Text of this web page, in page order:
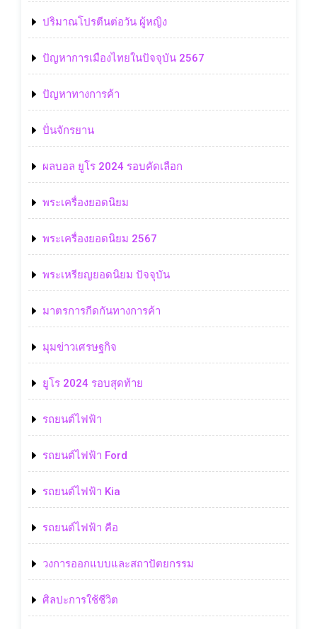
ปริมาณโปรตีนต่อวัน ผู้หญิง
ปัญหาการเมืองไทยในปัจจุบัน 2567
ปัญหาทางการค้า
ปั่นจักรยาน
ผลบอล ยูโร 2024 รอบคัดเลือก
พระเครื่องยอดนิยม
พระเครื่องยอดนิยม 2567
พระเหรียญยอดนิยม ปัจจุบัน
มาตรการกีดกันทางการค้า
มุมข่าวเศรษฐกิจ
ยูโร 2024 รอบสุดท้าย
รถยนต์ไฟฟ้า
รถยนต์ไฟฟ้า Ford
รถยนต์ไฟฟ้า Kia
รถยนต์ไฟฟ้า คือ
วงการออกแบบและสถาปัตยกรรม
ศิลปะการใช้ชีวิต